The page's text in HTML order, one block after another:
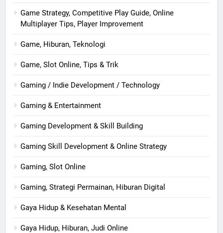
Game Strategy, Competitive Play Guide, Online
Multiplayer Tips, Player Improvement
Game, Hiburan, Teknologi
Game, Slot Online, Tips & Trik
Gaming / Indie Development / Technology
Gaming & Entertainment
Gaming Development & Skill Building
Gaming Skill Development & Online Strategy
Gaming, Slot Online
Gaming, Strategi Permainan, Hiburan Digital
Gaya Hidup & Kesehatan Mental
Gaya Hidup, Hiburan, Judi Online